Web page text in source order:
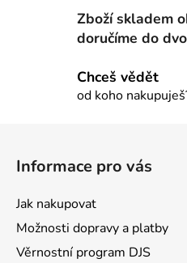
r
Zboží skladem
doručíme do
Chceš vědět
od koho
Informace pro vás
Jak nakupovat
Možnosti dopravy a platby
Věrnostní program DJS